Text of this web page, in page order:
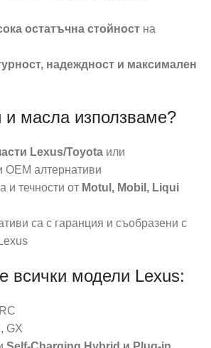
остатъчна стойност на
надеждност и максимален
и масла използваме?
Lexus/Toyota или
OEM алтернативи
и течности от Motul, Mobil, Liqui
са с гаранция и съобразени с
всички модели Lexus:
GX